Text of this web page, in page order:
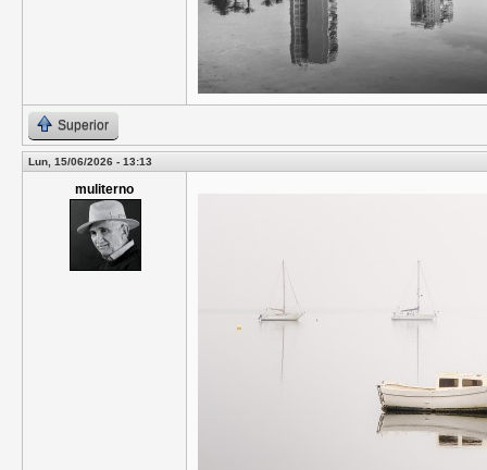
Superior
Lun, 15/06/2026 - 13:13
muliterno